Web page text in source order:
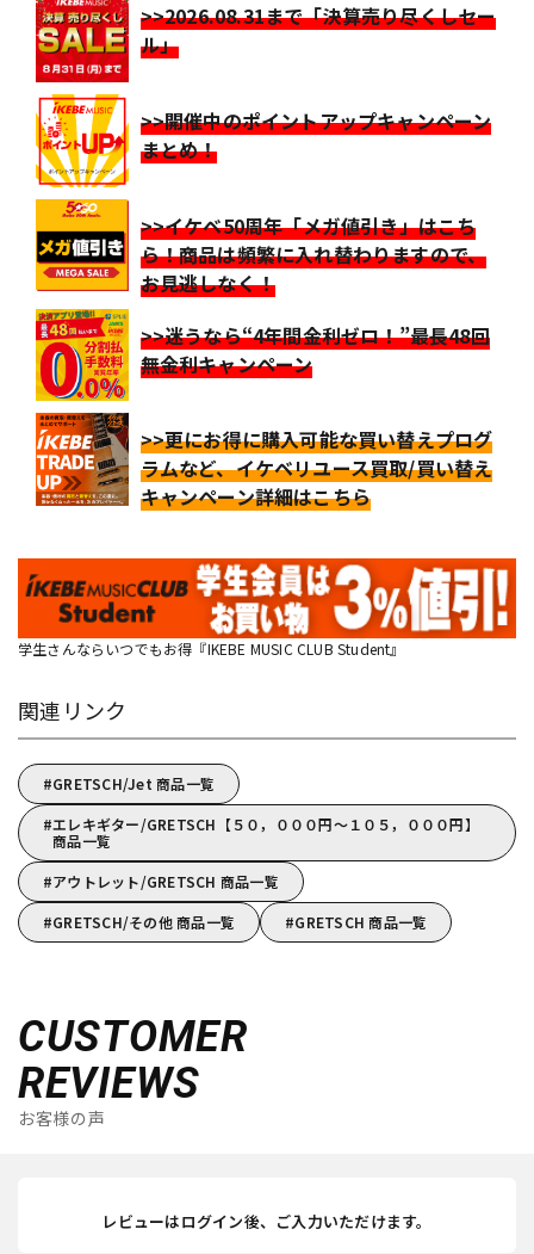
>>2026.08.31まで「決算売り尽くしセー
ル」
>>開催中のポイントアップキャンペーン
まとめ！
>>イケベ50周年「メガ値引き」はこち
ら！商品は頻繁に入れ替わりますので、
お見逃しなく！
>>迷うなら“4年間金利ゼロ！”最長48回
無金利キャンペーン
>>更にお得に購入可能な買い替えプログ
ラムなど、イケベリユース買取/買い替え
キャンペーン詳細はこちら
学生さんならいつでもお得『IKEBE MUSIC CLUB Student』
関連リンク
GRETSCH/Jet 商品一覧
エレキギター/GRETSCH【５０，０００円～１０５，０００円】
商品一覧
アウトレット/GRETSCH 商品一覧
GRETSCH/その他 商品一覧
GRETSCH 商品一覧
CUSTOMER
REVIEWS
お客様の声
レビューはログイン後、ご入力いただけます。